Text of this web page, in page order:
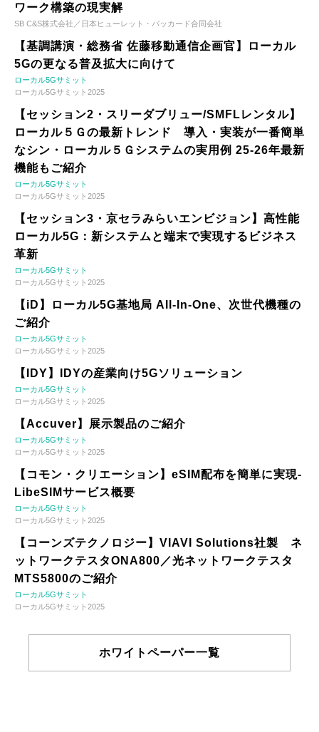
ワーク構築の現実解
SB C&S株式会社／日本ヒューレット・パッカード合同会社
【基調講演・総務省 佐藤移動通信企画官】ローカル
5Gの更なる普及拡大に向けて
ローカル5Gサミット
ローカル5Gサミット2025
【セッション2・スリーダブリュー/SMFLレンタル】
ローカル５Ｇの最新トレンド 導入・実装が一番簡単
なシン・ローカル５Ｇシステムの実用例 25-26年最新
機能もご紹介
ローカル5Gサミット
ローカル5Gサミット2025
【セッション3・京セラみらいエンビジョン】高性能
ローカル5G：新システムと端末で実現するビジネス
革新
ローカル5Gサミット
ローカル5Gサミット2025
【iD】ローカル5G基地局 All-In-One、次世代機種の
ご紹介
ローカル5Gサミット
ローカル5Gサミット2025
【IDY】IDYの産業向け5Gソリューション
ローカル5Gサミット
ローカル5Gサミット2025
【Accuver】展示製品のご紹介
ローカル5Gサミット
ローカル5Gサミット2025
【コモン・クリエーション】eSIM配布を簡単に実現-
LibeSIMサービス概要
ローカル5Gサミット
ローカル5Gサミット2025
【コーンズテクノロジー】VIAVI Solutions社製 ネ
ットワークテスタONA800／光ネットワークテスタ
MTS5800のご紹介
ローカル5Gサミット
ローカル5Gサミット2025
ホワイトペーパー一覧